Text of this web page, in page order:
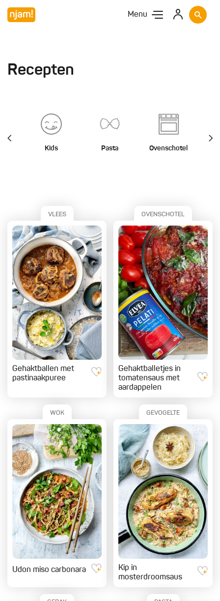
Menu
Recepten
Kids Pasta Ovenschotel
VLEES
Gehaktballen met
pastinaakpuree
OVENSCHOTEL
Gehaktballetjes in
tomatensaus met
aardappelen
WOK
Udon miso carbonara
GEVOGELTE
Kip in
mosterdroomsaus